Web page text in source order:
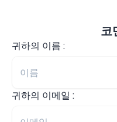
코
귀하의 이름 :
귀하의 이메일 :